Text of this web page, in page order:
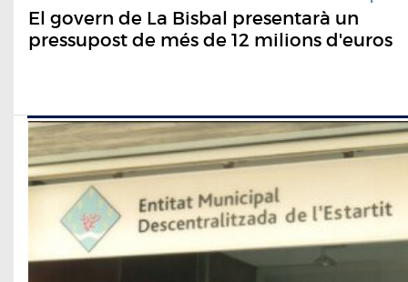
El govern de La Bisbal presentarà un
pressupost de més de 12 milions d'euros